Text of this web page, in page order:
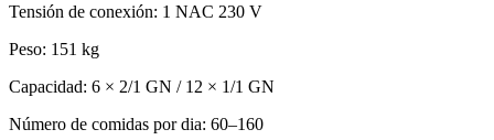
Tensión de conexión: 1 NAC 230 V
Peso: 151 kg
Capacidad: 6 × 2/1 GN / 12 × 1/1 GN
Número de comidas por dia: 60–160